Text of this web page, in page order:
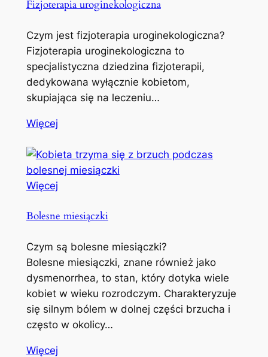
Fizjoterapia uroginekologiczna
Czym jest fizjoterapia uroginekologiczna?
Fizjoterapia uroginekologiczna to
specjalistyczna dziedzina fizjoterapii,
dedykowana wyłącznie kobietom,
skupiająca się na leczeniu…
Więcej
Więcej
Bolesne miesiączki
Czym są bolesne miesiączki?
Bolesne miesiączki, znane również jako
dysmenorrhea, to stan, który dotyka wiele
kobiet w wieku rozrodczym. Charakteryzuje
się silnym bólem w dolnej części brzucha i
często w okolicy…
Więcej